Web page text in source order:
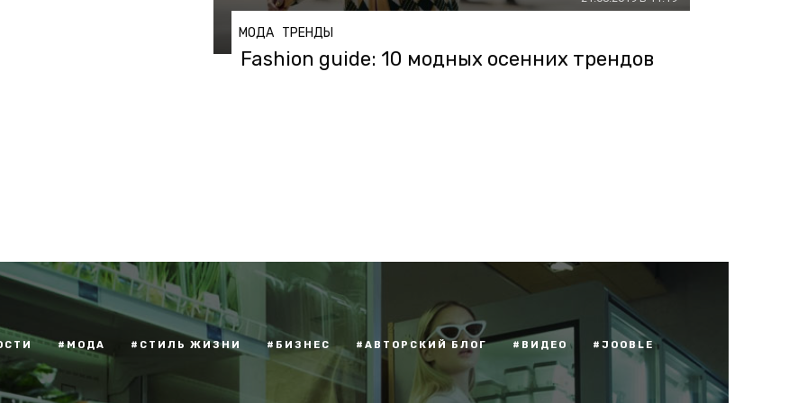
МОДА ТРЕНДЫ
Fashion guide: 10 модных осенних трендов
#МОДА #СТИЛЬ ЖИЗНИ #БИЗНЕС #АВТОРСКИЙ БЛОГ #ВИДЕО #JOOBLE